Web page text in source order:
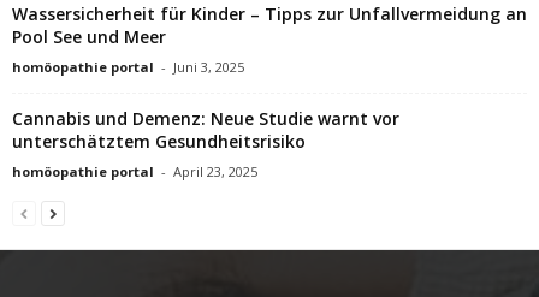
Wassersicherheit für Kinder – Tipps zur Unfallvermeidung an
Pool See und Meer
homöopathie portal - Juni 3, 2025
Cannabis und Demenz: Neue Studie warnt vor
unterschätztem Gesundheitsrisiko
homöopathie portal - April 23, 2025